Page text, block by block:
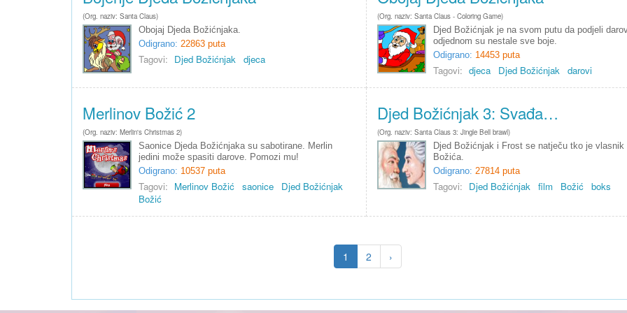
(Org. naziv: Santa Claus)
Obojaj Djeda Božićnjaka.
Odigrano: 22863 puta
Tagovi: Djed Božićnjak djeca
(Org. naziv: Santa Claus - Coloring Game)
Djed Božićnjak je na svom putu da podjeli
odjednom su nestale sve boje.
Odigrano: 14453 puta
Tagovi: djeca Djed Božićnjak darovi
Merlinov Božić 2
(Org. naziv: Merlin's Christmas 2)
Saonice Djeda Božićnjaka su sabotirane. Merlin
jedini može spasiti darove. Pomozi mu!
Odigrano: 10537 puta
Tagovi: Merlinov Božić saonice
Djed Božićnjak
Božić
Djed Božićnjak 3: Svađa…
(Org. naziv: Santa Claus 3: Jingle Bell brawl)
Djed Božićnjak i Frost se natječu tko je vlasnik
Božića.
Odigrano: 27814 puta
Tagovi: Djed Božićnjak film Božić boks
1 2 ›